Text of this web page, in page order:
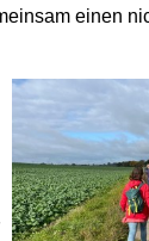
einen